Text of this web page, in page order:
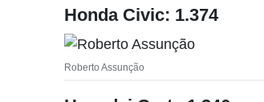
Honda Civic: 1.374
Roberto Assunção